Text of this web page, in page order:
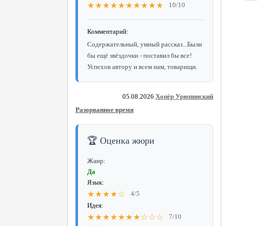
★★★★★★★★★★ 10/10
Комментарий:
Содержательный, умный рассказ...Были
бы ещё звёздочки - поставил бы все!
Успехов автору и всем нам, товарищи.
05.08.2026 Хопёр Урюпинский
Разорванное время
🏆 Оценка жюри
Жанр:
Да
Язык:
★★★★☆
4/5
Идея:
★★★★★★★☆☆☆
7/10